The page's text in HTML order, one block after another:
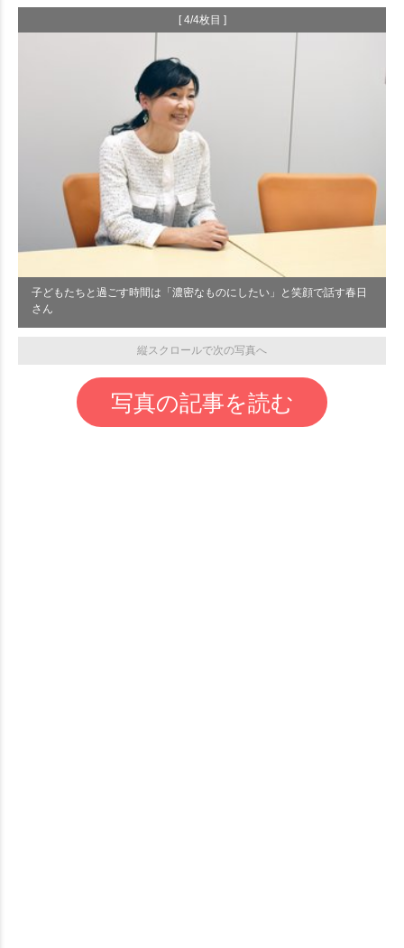
[ 4/4枚目 ]
子どもたちと過ごす時間は「濃密なものにしたい」と笑顔で話す春日
さん
縦スクロールで次の写真へ
写真の記事を読む